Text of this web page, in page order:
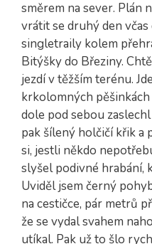
směrem na sever. Plán
vrátit se druhý den včas
singletraily kolem
Bitýšky do Březiny.
jezdí v těžším terénu.
krkolomných
dole pod sebou
pak šílený holčičí křik a
si, jestli někdo
slyšel podivné hrabání,
Uviděl jsem černý
na cestičce, pár metrů
že se vydal svahem
utíkal. Pak už to šlo